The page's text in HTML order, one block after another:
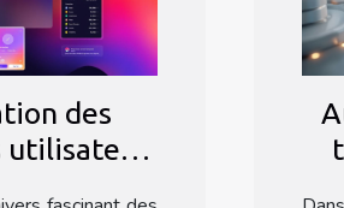
des
utilisateur